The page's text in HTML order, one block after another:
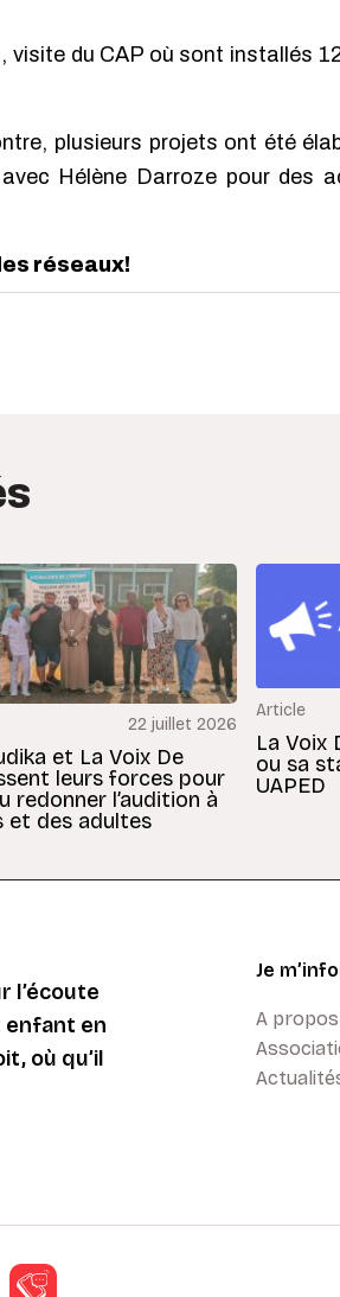
visite du CAP où sont installés
plusieurs projets ont été
Hélène Darroze pour des
réseaux!
22 juillet 2026
et La Voix De
leurs forces pour
redonner l’audition à
et des adultes
Article
La Voix
ou sa
UAPED
l’écoute
en
où qu’il
Je
A propos